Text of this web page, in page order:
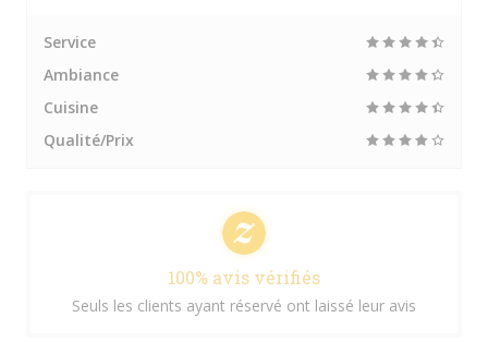
Service
Ambiance
Cuisine
Qualité/Prix
100% avis vérifiés
Seuls les clients ayant réservé ont laissé leur avis